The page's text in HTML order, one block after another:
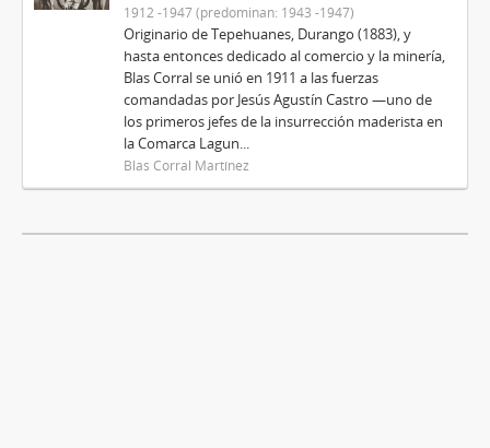
1912 -1947 (predominan: 1943 -1947)
Originario de Tepehuanes, Durango (1883), y
hasta entonces dedicado al comercio y la minería,
Blas Corral se unió en 1911 a las fuerzas
comandadas por Jesús Agustín Castro —uno de
los primeros jefes de la insurrección maderista en
la Comarca Lagun...
Blas Corral Martínez